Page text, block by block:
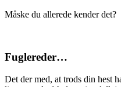
Måske du allerede kender det?
Fuglereder…
Det der med, at trods din hest